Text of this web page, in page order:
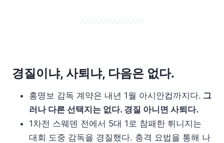
경질이냐, 사퇴냐, 다음은 없다.
홍명보 감독 계약은 내년 1월 아시안컵까지다. 그
러나 다른 선택지는 없다. 경질 아니면 사퇴다.
1차전 스웨덴 전에서 5대 1로 참패한 튀니지는
대회 도중 감독을 경질했다. 충격 요법을 통해 나